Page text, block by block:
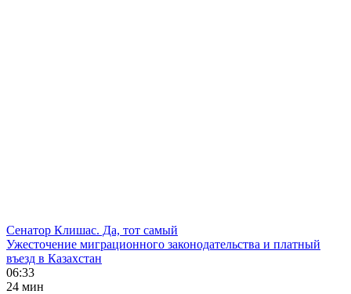
Сенатор Клишас. Да, тот самый
Ужесточение миграционного законодательства и платный
въезд в Казахстан
06:33
24 мин